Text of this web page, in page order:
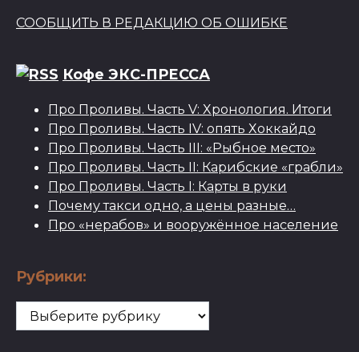
СООБЩИТЬ В РЕДАКЦИЮ ОБ ОШИБКЕ
Кофе ЭКС-ПРЕССА
Про Проливы. Часть V: Хронология. Итоги
Про Проливы. Часть IV: опять Хоккайдо
Про Проливы. Часть III: «Рыбное место»
Про Проливы. Часть II: Карибские «грабли»
Про Проливы. Часть I: Карты в руки
Почему такси одно, а цены разные…
Про «нерабов» и вооружённое население
Рубрики:
Рубрики: